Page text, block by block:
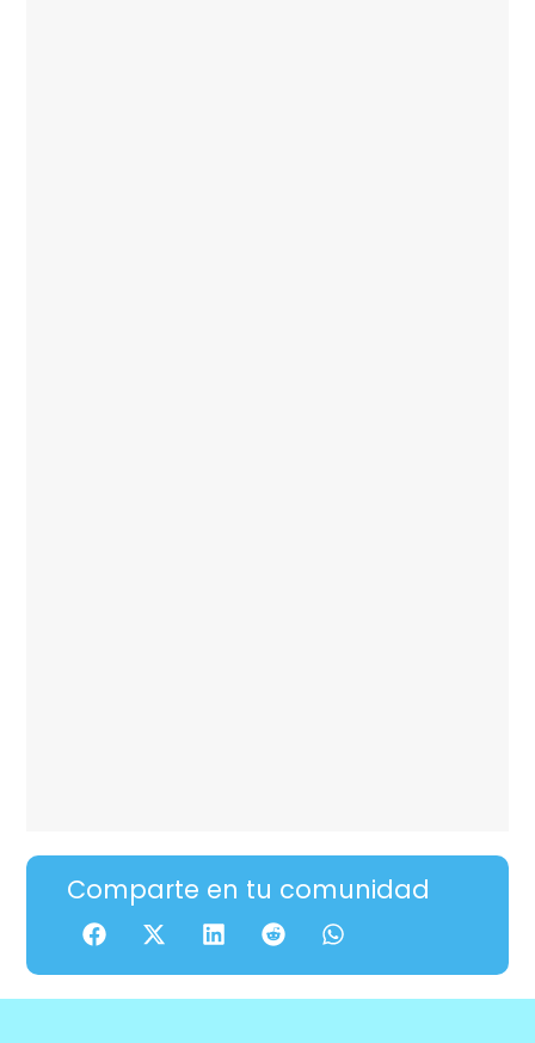
Comparte en tu comunidad